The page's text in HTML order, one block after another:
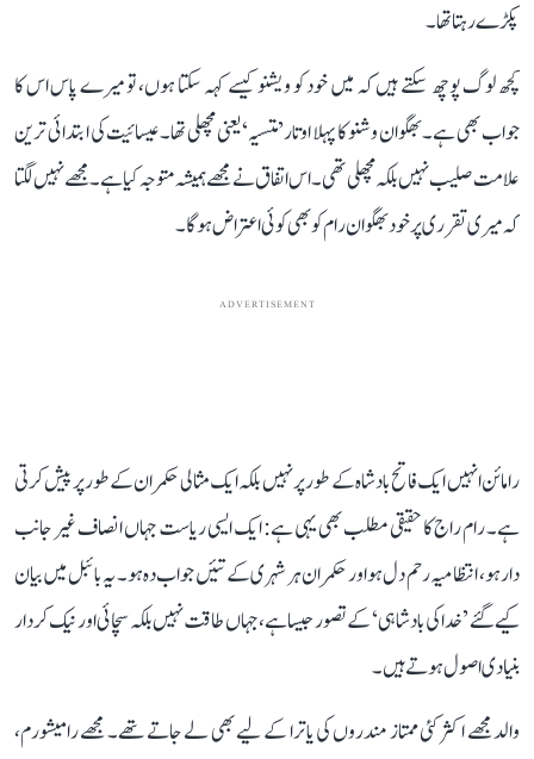
پکڑے رہتا تھا۔
کچھ لوگ پوچھ سکتے ہیں کہ میں خود کو ویشنو کیسے کہہ سکتا ہوں، تو میرے پاس اس کا
جواب بھی ہے۔ بھگوان وشنو کا پہلا اوتار ’متسیہ‘ یعنی مچھلی تھا۔ عیسائیت کی ابتدائی ترین
علامت صلیب نہیں بلکہ مچھلی تھی۔ اس اتفاق نے مجھے ہمیشہ متوجہ کیا ہے۔ مجھے نہیں لگتا
کہ میری تقرری پر خود بھگوان رام کو بھی کوئی اعتراض ہوگا۔
ADVERTISEMENT
رامائن انہیں ایک فاتح بادشاہ کے طور پر نہیں بلکہ ایک مثالی حکمران کے طور پر پیش کرتی
ہے۔ رام راج کا حقیقی مطلب بھی یہی ہے: ایک ایسی ریاست جہاں انصاف غیر جانب
دار ہو، انتظامیہ رحم دل ہو اور حکمران ہر شہری کے تئیں جواب دہ ہو۔ یہ بائبل میں بیان
کیے گئے ’خدا کی بادشاہی‘ کے تصور جیسا ہے، جہاں طاقت نہیں بلکہ سچائی اور نیک کردار
بنیادی اصول ہوتے ہیں۔
والد مجھے اکثر کئی ممتاز مندروں کی یاترا کے لیے بھی لے جاتے تھے۔ مجھے رامیشورم،